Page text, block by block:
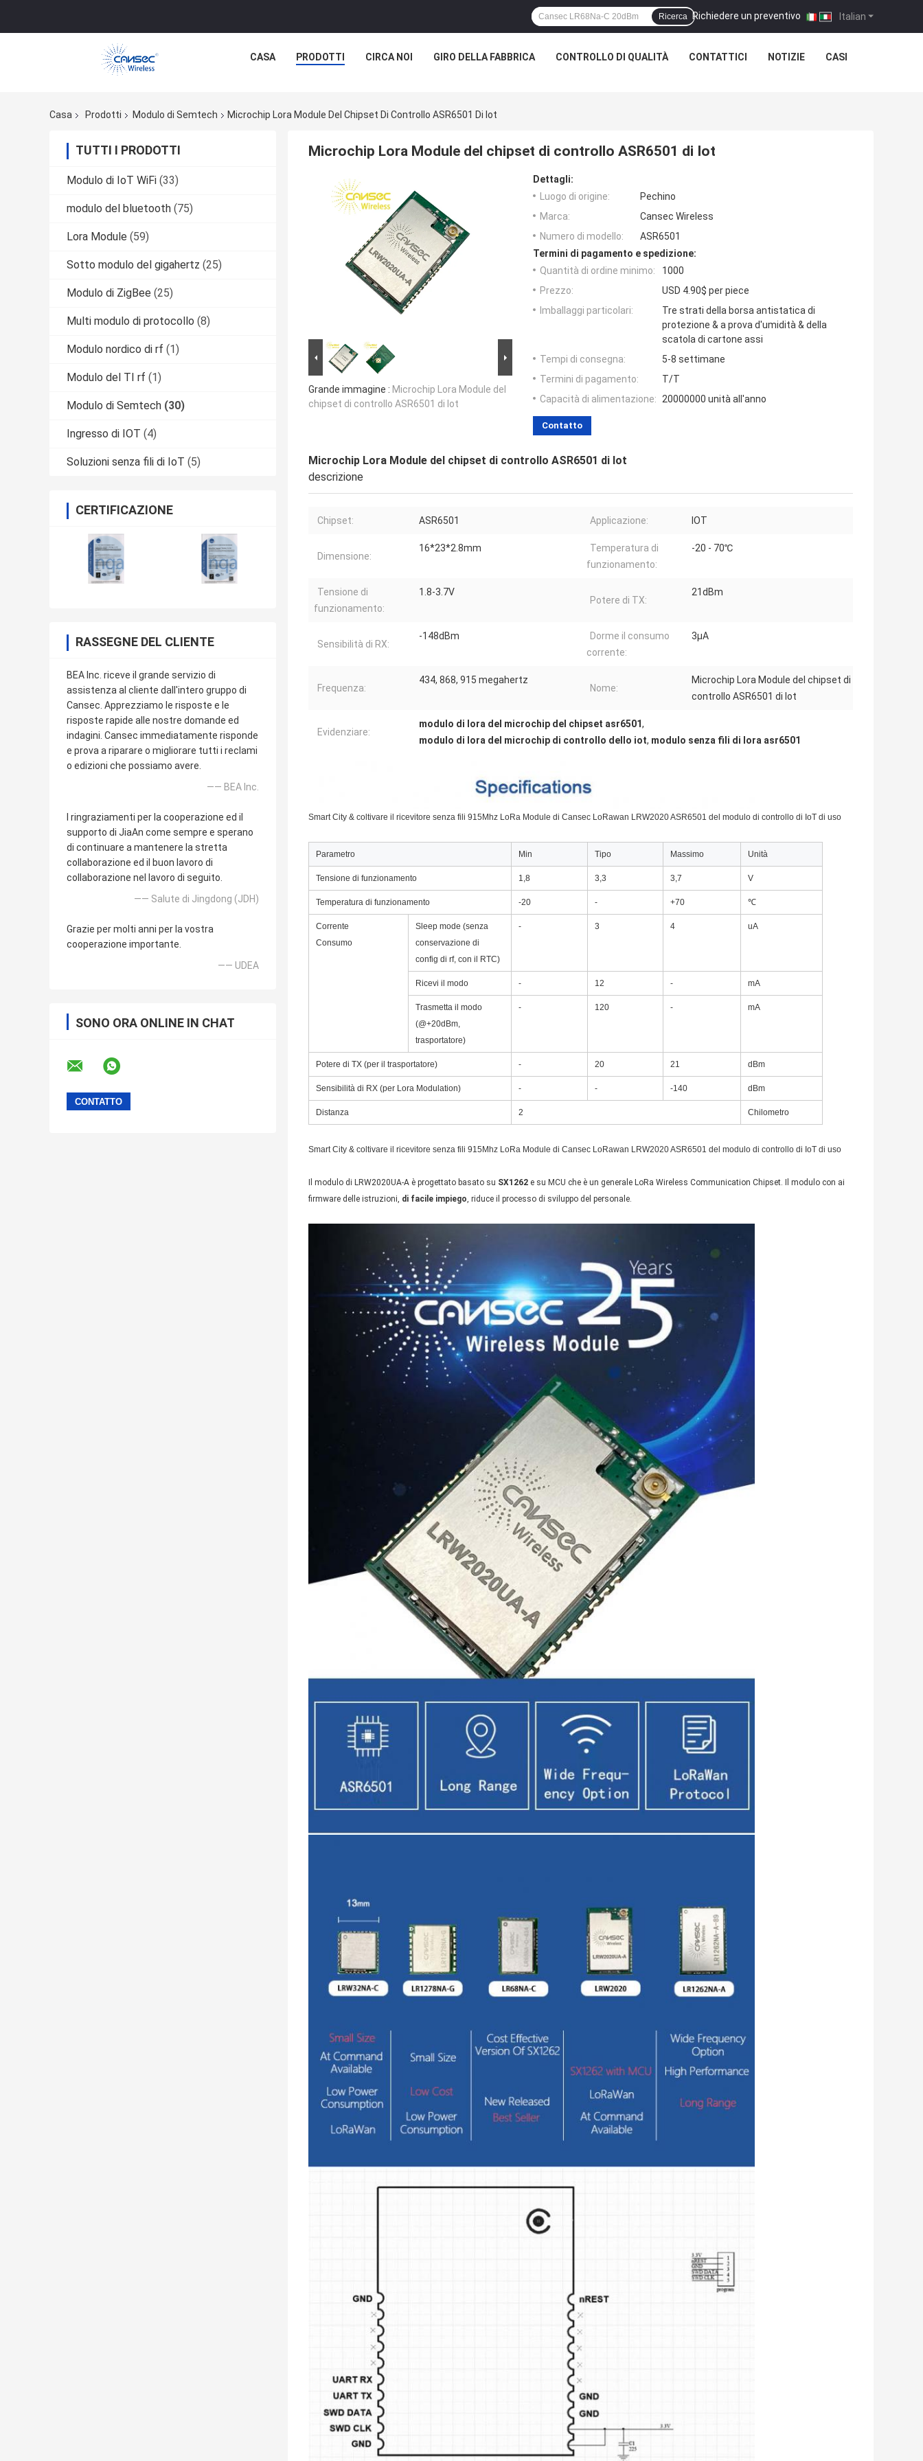
Italian
Richiedere un preventivo |
Ricerca
CASA PRODOTTI CIRCA NOI GIRO DELLA FABBRICA CONTROLLO DI QUALITÀ CONTATTICI NOTIZIE CASI
Casa Prodotti Modulo di Semtech Microchip Lora Module Del Chipset Di Controllo ASR6501 Di Iot
TUTTI I PRODOTTI
Modulo di IoT WiFi (33)
modulo del bluetooth (75)
Lora Module (59)
Sotto modulo del gigahertz (25)
Modulo di ZigBee (25)
Multi modulo di protocollo (8)
Modulo nordico di rf (1)
Modulo del TI rf (1)
Modulo di Semtech (30)
Ingresso di IOT (4)
Soluzioni senza fili di IoT (5)
CERTIFICAZIONE
RASSEGNE DEL CLIENTE
BEA Inc. riceve il grande servizio di
assistenza al cliente dall'intero gruppo di
Cansec. Apprezziamo le risposte e le
risposte rapide alle nostre domande ed
indagini. Cansec immediatamente risponde
e prova a riparare o migliorare tutti i reclami
o edizioni che possiamo avere.
—— BEA Inc.
I ringraziamenti per la cooperazione ed il
supporto di JiaAn come sempre e sperano
di continuare a mantenere la stretta
collaborazione ed il buon lavoro di
collaborazione nel lavoro di seguito.
—— Salute di Jingdong (JDH)
Grazie per molti anni per la vostra
cooperazione importante.
—— UDEA
SONO ORA ONLINE IN CHAT
Microchip Lora Module del chipset di controllo ASR6501 di Iot
Grande immagine : Microchip Lora Module del
chipset di controllo ASR6501 di Iot
Dettagli:
Luogo di origine:
Pechino
Marca:
Cansec Wireless
Numero di modello:
ASR6501
Termini di pagamento e spedizione:
Quantità di ordine minimo:
1000
Prezzo:
USD 4.90$ per piece
Imballaggi particolari:
Tre strati della borsa antistatica di
protezione & a prova d'umidità & della
scatola di cartone assi
Tempi di consegna:
5-8 settimane
Termini di pagamento:
T/T
Capacità di alimentazione: 20000000 unità all'anno
Contatto
Microchip Lora Module del chipset di controllo ASR6501 di Iot
descrizione
Chipset: ASR6501 Applicazione: IOT
Dimensione:
16*23*2.8mm
Temperatura di
funzionamento:
-20 - 70℃
Tensione di
funzionamento:
1.8-3.7V
Potere di TX:
21dBm
Sensibilità di RX:
-148dBm
Dorme il consumo
corrente:
3μA
Frequenza:
434, 868, 915 megahertz
Nome:
Microchip Lora Module del chipset di
controllo ASR6501 di Iot
Evidenziare:
modulo di lora del microchip del chipset asr6501,
modulo di lora del microchip di controllo dello iot, modulo senza fili di lora asr6501
Smart City & coltivare il ricevitore senza fili 915Mhz LoRa Module di Cansec LoRawan LRW2020 ASR6501 del modulo di controllo di IoT di uso
Parametro Min Tipo Massimo Unità
Tensione di funzionamento 1,8 3,3 3,7 V
Temperatura di funzionamento -20 - +70 ℃
Corrente
Consumo
Sleep mode (senza
conservazione di
config di rf, con il RTC)
- 3 4 uA
Ricevi il modo - 12 - mA
Trasmetta il modo
(@+20dBm,
trasportatore)
- 120 - mA
Potere di TX (per il trasportatore) - 20 21 dBm
Sensibilità di RX (per Lora Modulation) - - -140 dBm
Distanza 2 Chilometro
Smart City & coltivare il ricevitore senza fili 915Mhz LoRa Module di Cansec LoRawan LRW2020 ASR6501 del modulo di controllo di IoT di uso
Il modulo di LRW2020UA-A è progettato basato su SX1262 e su MCU che è un generale LoRa Wireless Communication Chipset. Il modulo con ai
firmware delle istruzioni, di facile impiego, riduce il processo di sviluppo del personale.